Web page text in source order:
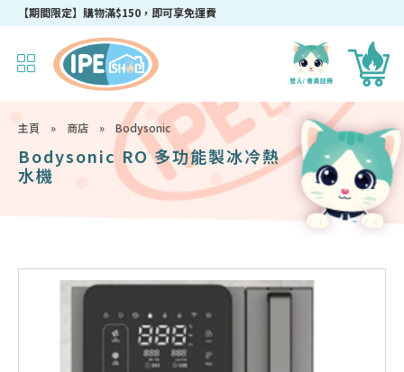
【期間限定】購物滿$150，即可享免運費
成為IPEshop會員，新會員即可獲得迎新$50購物優惠碼！
主頁 » 商店 » Bodysonic
Bodysonic RO 多功能製冰冷熱
水機